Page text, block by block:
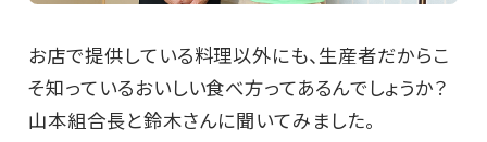
お店で提供している料理以外にも、生産者だからこ
そ知っているおいしい食べ方ってあるんでしょうか？
山本組合長と鈴木さんに聞いてみました。